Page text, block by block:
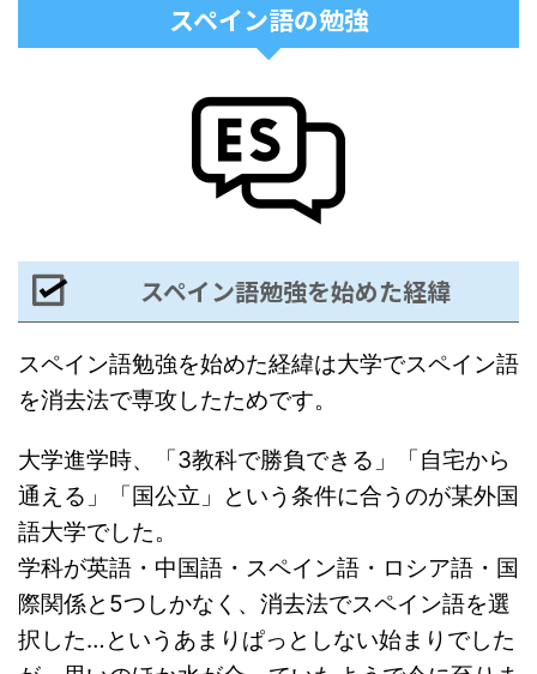
スペイン語の勉強
スペイン語勉強を始めた経緯
スペイン語勉強を始めた経緯は大学でスペイン語
を消去法で専攻したためです。
大学進学時、「3教科で勝負できる」「自宅から
通える」「国公立」という条件に合うのが某外国
語大学でした。
学科が英語・中国語・スペイン語・ロシア語・国
際関係と5つしかなく、消去法でスペイン語を選
択した…というあまりぱっとしない始まりでした